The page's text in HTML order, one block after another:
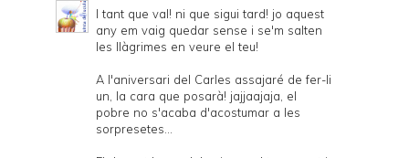
I tant que val! ni que sigui tard! jo aquest
any em vaig quedar sense i se'm salten
les llàgrimes en veure el teu!
A l'aniversari del Carles assajaré de fer-li
un, la cara que posarà! jajjaajaja, el
pobre no s'acaba d'acostumar a les
sorpresetes...